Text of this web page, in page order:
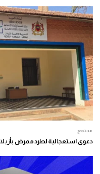
مجتمع
دعوى استعجالية لطرد ممرض